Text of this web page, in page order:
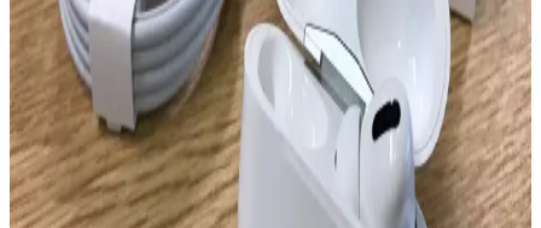
Apple, AirPods Pro 3, Pro 2 ve AirPods 4 için bağlantı, ses
senkronizasyonu ve mikrofon sorunlarını hedefleyen yeni firmware
güncellemesi yayımladı. Güncelleme detayları ve etkisi henüz net
değil.
AktarMobile AirPods 4. Nesil Uyumlu Deri
Görünümlü Silikon Kulaklık Kılıfı İncelemesi ve
Özellikleri